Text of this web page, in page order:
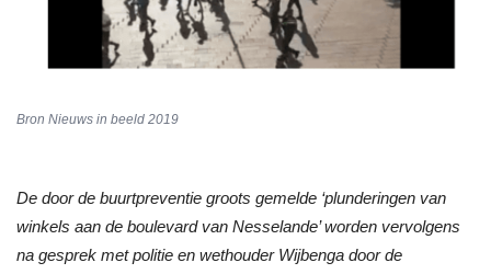
Bron Nieuws in beeld 2019
De door de buurtpreventie groots gemelde ‘plunderingen van
winkels aan de boulevard van Nesselande’ worden vervolgens
na gesprek met politie en wethouder Wijbenga door de